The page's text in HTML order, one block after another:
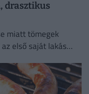
drasztikus
miatt tömegek
első saját lakás